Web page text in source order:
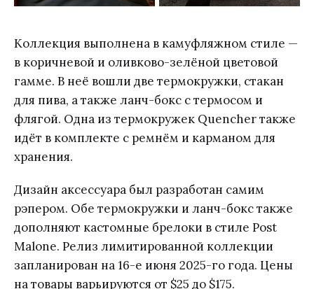
Коллекция выполнена в камуфляжном стиле —
в коричневой и оливково-зелёной цветовой
гамме. В неё вошли две термокружки, стакан
для пива, а также ланч-бокс с термосом и
флягой. Одна из термокружек Quencher также
идёт в комплекте с ремнём и карманом для
хранения.
Дизайн аксессуара был разработан самим
рэпером. Обе термокружки и ланч-бокс также
дополняют кастомные брелоки в стиле Post
Malone. Релиз лимитированной коллекции
запланирован на 16-е июня 2025-го года. Цены
на товары варьируются от $25 до $175.